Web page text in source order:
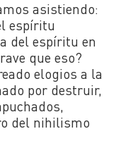
asistiendo:
espíritu
del espíritu en
que eso?
elogios a la
por destruir,
del nihilismo